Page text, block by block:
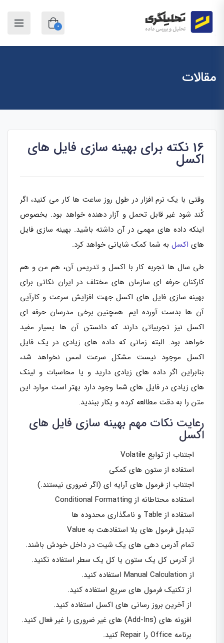
0
مقالات
16 نکته برای بهینه سازی فایل های
اکسل
وقتی با یک نرم افزار در طول روز ساعت ها کار می کنید، اگر
کُند شود غیر قابل تحمل و آزار دهنده خواهد بود. بخصوص
اینکه داده های مهمی در آن داشته باشید. بهینه سازی فایل
های اکسل به شما کمک شایانی خواهد کرد.
طی سال ها تجربه کار با اکسل و تدریس آن، هم من و هم
کارکنان حرفه ای سازمان های مختلف در ایران نکاتی برای
بهینه سازی فایل های اکسل جهت افزایش سرعت و کارآیی
آن ها بدست آورده ایم. همچنین برخی مدرسان حرفه ای
اکسل نیز تجربیاتی دارند که دانستن آن ها بسیار مفید
خواهد بود. البته زمانی که داده های زیادی در یک فایل
اکسل موجود نیست مشکل سرعت لمس نخواهد شد،
بنابراین اگر داده های زیادی دارید و یا محاسبات و لینک
های زیادی در فایل های شما وجود دارد بهتر است موارد این
متن را به دقت مطالعه کرده و بکار ببندید.
رعایت نکات مهم بهینه سازی فایل های
اکسل
اجتناب از توابع Volatile
استفاده از ستون های کمکی
اجتناب از فرمول های آرایه ای (اگر ضروری نیستند.)
استفاده محتاطانه از Conditional Formatting
استفاده از Table و نامگذاری محدوده ها
تبدیل فرمول های بلا استفادهت به Value
تمام آدرس دهی های یک شیت در داخل خودش باشند.
از آدرس کل یک ستون یا کل یک سطر استفاده نکنید.
از Manual Calculation استفاده کنید.
از تکنیک فرمول های سریع استفاده کنید.
از آخرین بروز رسانی های اکسل استفاده کنید.
افزونه های (Add-Ins) های غیر ضروری را غیر فعال کنید.
برنامه Office را Repair کنید.